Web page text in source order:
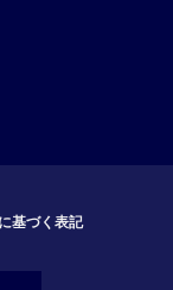
基づく表記